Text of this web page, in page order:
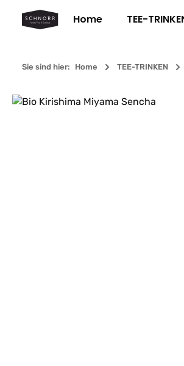
Hauptinhalt springen
Zur Suche springen
Zur Hauptnavigation springen
Home TEE-
Sie sind hier: Home TEE-TRINKEN
Bildergalerie überspringen